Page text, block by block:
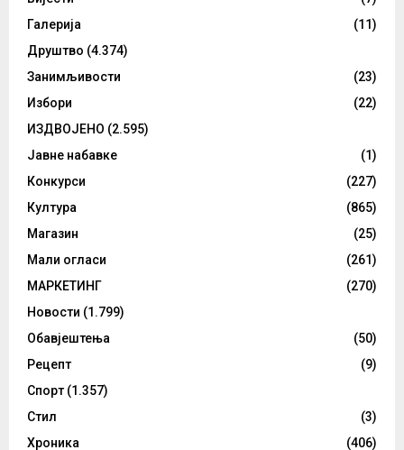
Галерија
(11)
Друштво (4.374)
Занимљивости
(23)
Избори
(22)
ИЗДВОЈЕНО (2.595)
Јавне набавке
(1)
Конкурси
(227)
Култура
(865)
Магазин
(25)
Мали огласи
(261)
МАРКЕТИНГ
(270)
Новости (1.799)
Обавјештења
(50)
Рецепт
(9)
Спорт (1.357)
Стил
(3)
Хроника
(406)